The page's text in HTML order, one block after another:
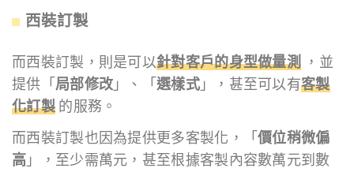
西裝訂製
而西裝訂製，則是可以針對客戶的身型做量測 ，並
提供「局部修改 」、「選樣式」，甚至可以有客製
化訂製的服務。
而西裝訂製也因為提供更多客製化，「價位稍微偏
高 」，至少需萬元，甚至根據客製內容數萬元到數